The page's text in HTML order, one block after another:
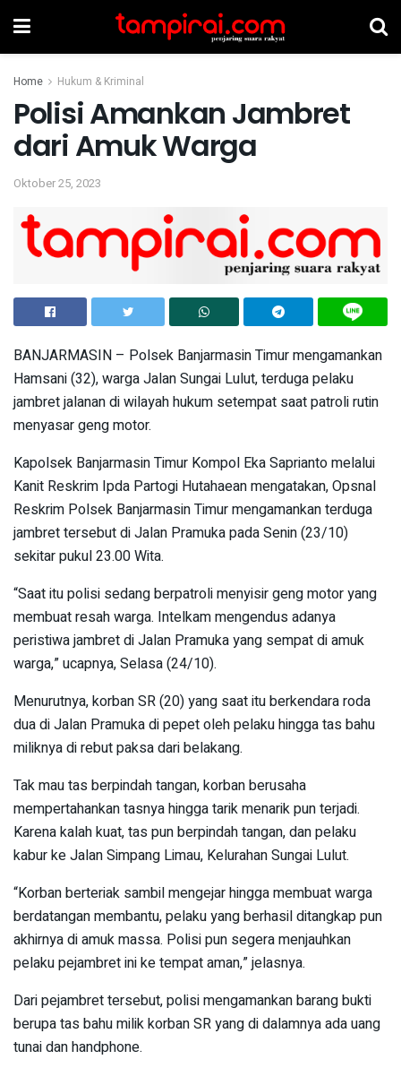
Home Hukum & Kriminal
Polisi Amankan Jambret
dari Amuk Warga
Oktober 25, 2023
BANJARMASIN – Polsek Banjarmasin Timur mengamankan
Hamsani (32), warga Jalan Sungai Lulut, terduga pelaku
jambret jalanan di wilayah hukum setempat saat patroli rutin
menyasar geng motor.
Kapolsek Banjarmasin Timur Kompol Eka Saprianto melalui
Kanit Reskrim Ipda Partogi Hutahaean mengatakan, Opsnal
Reskrim Polsek Banjarmasin Timur mengamankan terduga
jambret tersebut di Jalan Pramuka pada Senin (23/10)
sekitar pukul 23.00 Wita.
“Saat itu polisi sedang berpatroli menyisir geng motor yang
membuat resah warga. Intelkam mengendus adanya
peristiwa jambret di Jalan Pramuka yang sempat di amuk
warga,” ucapnya, Selasa (24/10).
Menurutnya, korban SR (20) yang saat itu berkendara roda
dua di Jalan Pramuka di pepet oleh pelaku hingga tas bahu
miliknya di rebut paksa dari belakang.
Tak mau tas berpindah tangan, korban berusaha
mempertahankan tasnya hingga tarik menarik pun terjadi.
Karena kalah kuat, tas pun berpindah tangan, dan pelaku
kabur ke Jalan Simpang Limau, Kelurahan Sungai Lulut.
“Korban berteriak sambil mengejar hingga membuat warga
berdatangan membantu, pelaku yang berhasil ditangkap pun
akhirnya di amuk massa. Polisi pun segera menjauhkan
pelaku pejambret ini ke tempat aman,” jelasnya.
Dari pejambret tersebut, polisi mengamankan barang bukti
berupa tas bahu milik korban SR yang di dalamnya ada uang
tunai dan handphone.